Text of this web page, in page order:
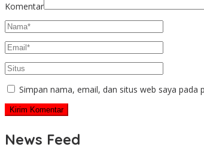
Komentar
Simpan nama, email, dan situs web saya
News Feed